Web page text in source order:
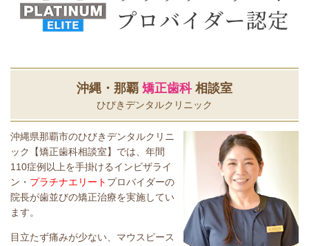
沖縄・那覇 矯正歯科 相談室
ひびきデンタルクリニック
沖縄県那覇市のひびきデンタルクリニ
ック【矯正歯科相談室】では、年間
110症例以上を手掛けるインビザライ
ン・ プラチナエリート プロバイダーの
院長が歯並びの矯正治療を実施してい
ます。
目立たず痛みが少ない、マウスピース